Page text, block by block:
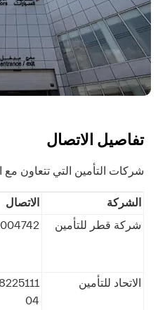
تفاصيل الاتصال
شركات التأمين التي تتعاون مع
الشركة الاتصال
شركة قطر للتأمين
الاتحاد للتأمين
04